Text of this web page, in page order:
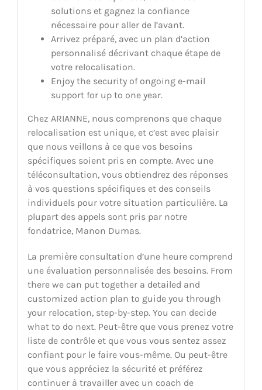
solutions et gagnez la confiance
nécessaire pour aller de l’avant.
Arrivez préparé, avec un plan d’action
personnalisé décrivant chaque étape de
votre relocalisation.
Enjoy the security of ongoing e-mail
support for up to one year.
Chez ARIANNE, nous comprenons que chaque
relocalisation est unique, et c’est avec plaisir
que nous veillons à ce que vos besoins
spécifiques soient pris en compte. Avec une
téléconsultation, vous obtiendrez des réponses
à vos questions spécifiques et des conseils
individuels pour votre situation particulière. La
plupart des appels sont pris par notre
fondatrice, Manon Dumas.
La première consultation d’une heure comprend
une évaluation personnalisée des besoins. From
there we can put together a detailed and
customized action plan to guide you through
your relocation, step-by-step. You can decide
what to do next. Peut-être que vous prenez votre
liste de contrôle et que vous vous sentez assez
confiant pour le faire vous-même. Ou peut-être
que vous appréciez la sécurité et préférez
continuer à travailler avec un coach de